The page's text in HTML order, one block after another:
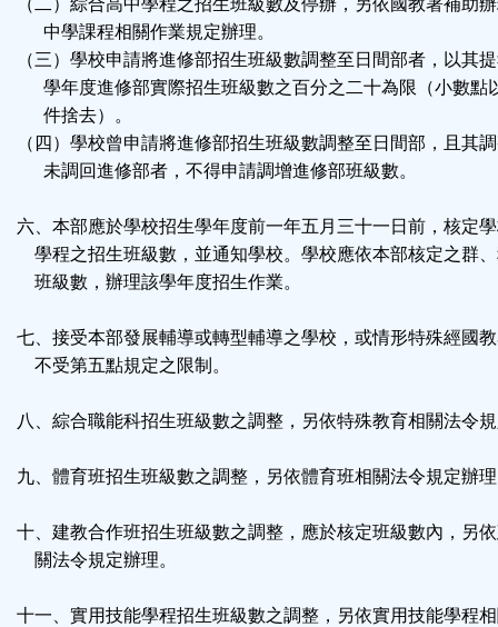
（二）綜合高中學程之招生班級數及停辦，另依國教署補助
中學課程相關作業規定辦理。
（三）學校申請將進修部招生班級數調整至日間部者，以其
學年度進修部實際招生班級數之百分之二十為限（小數點
件捨去）。
（四）學校曾申請將進修部招生班級數調整至日間部，且其
未調回進修部者，不得申請調增進修部班級數。
六、本部應於學校招生學年度前一年五月三十一日前，核定
學程之招生班級數，並通知學校。學校應依本部核定之群
班級數，辦理該學年度招生作業。
七、接受本部發展輔導或轉型輔導之學校，或情形特殊經國
不受第五點規定之限制。
八、綜合職能科招生班級數之調整，另依特殊教育相關法令
九、體育班招生班級數之調整，另依體育班相關法令規定辦
十、建教合作班招生班級數之調整，應於核定班級數內，另
關法令規定辦理。
十一、實用技能學程招生班級數之調整，另依實用技能學程